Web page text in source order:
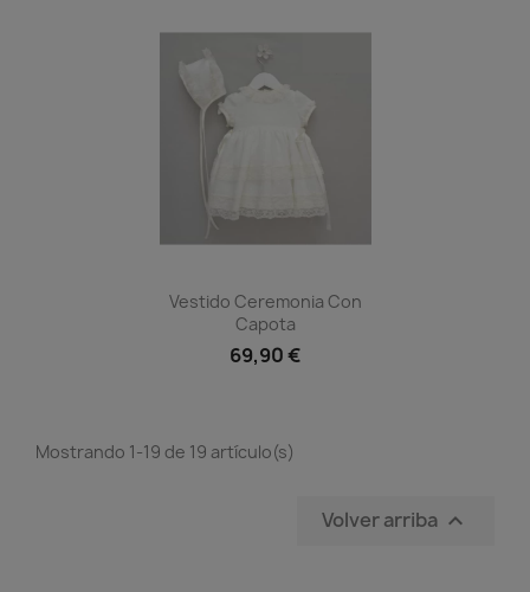
Vista rápida
Vestido Ceremonia Con
Capota
69,90 €
Mostrando 1-19 de 19 artículo(s)
Volver arriba 